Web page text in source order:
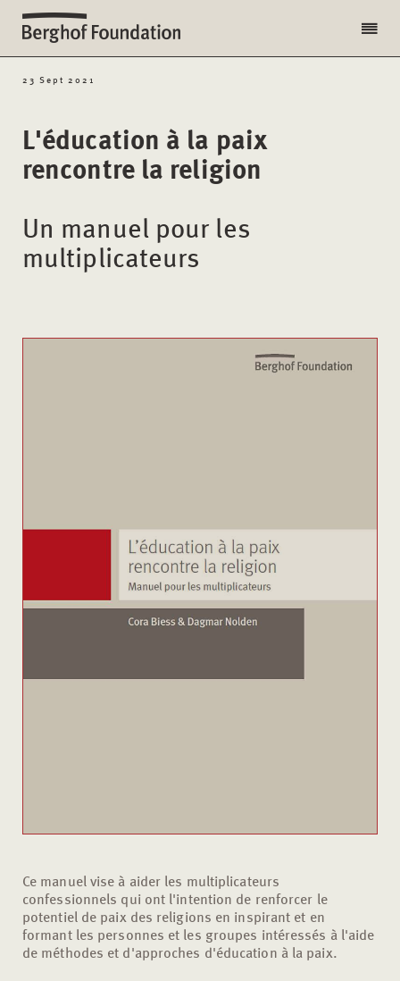
23 Sept 2021
L'éducation à la paix
rencontre la religion
Un manuel pour les
multiplicateurs
Ce manuel vise à aider les multiplicateurs
confessionnels qui ont l'intention de renforcer le
potentiel de paix des religions en inspirant et en
formant les personnes et les groupes intéressés à l'aide
de méthodes et d'approches d'éducation à la paix.